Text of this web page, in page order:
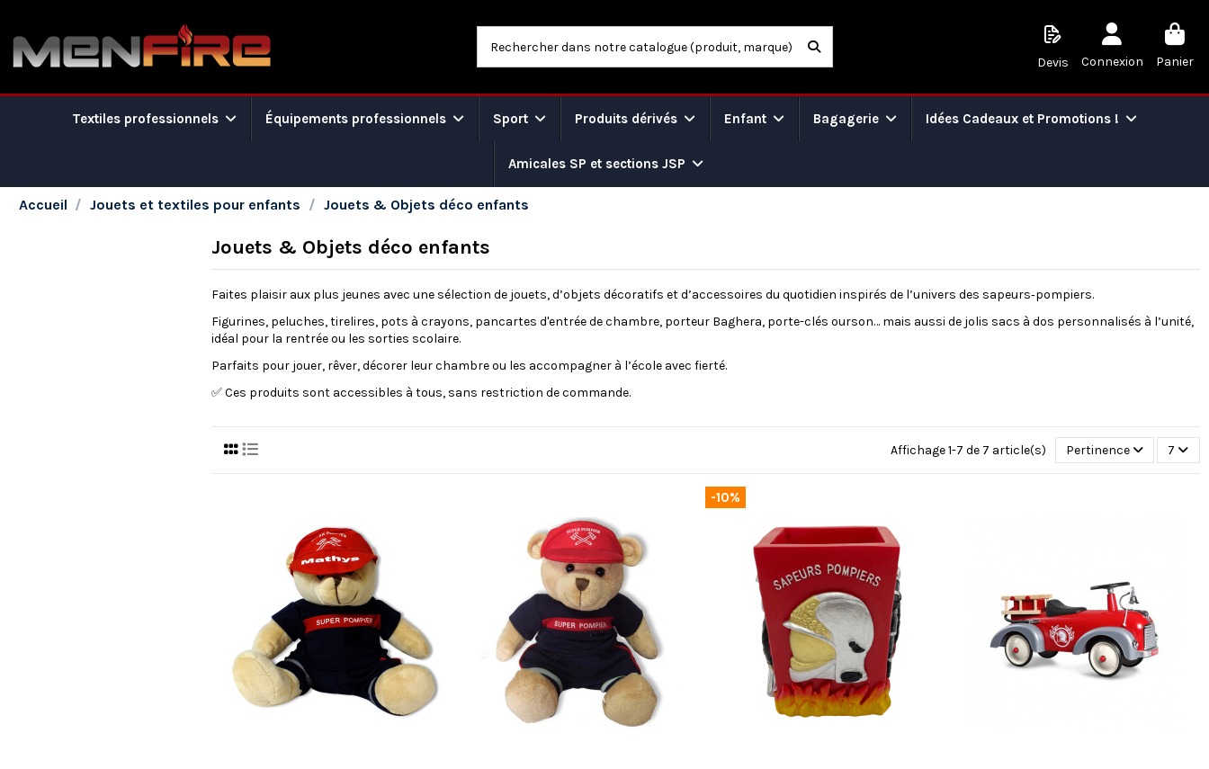
Devis Connexion Panier
Textiles professionnels Équipements professionnels Sport Produits dérivés Enfant Bagagerie Idées Cadeaux et Promotions !
Amicales SP et sections JSP
Accueil Jouets et textiles pour enfants Jouets & Objets déco enfants
Jouets & Objets déco enfants
Faites plaisir aux plus jeunes avec une sélection de jouets, d’objets décoratifs et d’accessoires du quotidien inspirés de l’univers des sapeurs‑pompiers.
Figurines, peluches, tirelires, pots à crayons, pancartes d'entrée de chambre, porteur Baghera, porte-clés ourson… mais aussi de jolis sacs à dos personnalisés à l’unité,
idéal pour la rentrée ou les sorties scolaire.
Parfaits pour jouer, rêver, décorer leur chambre ou les accompagner à l’école avec fierté.
✅ Ces produits sont accessibles à tous, sans restriction de commande.
Affichage 1-7 de 7 article(s) Pertinence 7
-10%